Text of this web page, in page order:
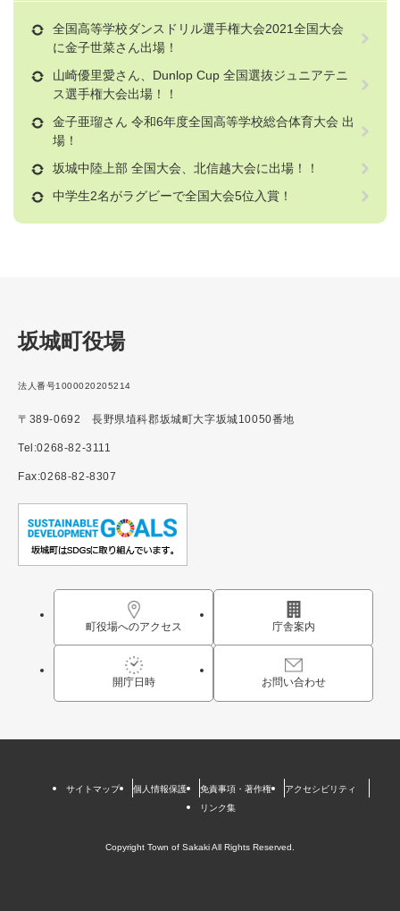
全国高等学校ダンスドリル選手権大会2021全国大会
に金子世菜さん出場！
山崎優里愛さん、Dunlop Cup 全国選抜ジュニアテニ
ス選手権大会出場！！
金子亜瑠さん 令和6年度全国高等学校総合体育大会 出
場！
坂城中陸上部 全国大会、北信越大会に出場！！
中学生2名がラグビーで全国大会5位入賞！
坂城町役場
法人番号1000020205214
〒389-0692 長野県埴科郡坂城町大字坂城10050番地
Tel:0268-82-3111
Fax:0268-82-8307
町役場へのアクセス 庁舎案内
開庁日時 お問い合わせ
サイトマップ 個人情報保護 免責事項・著作権
アクセシビリティ
リンク集
Copyright Town of Sakaki All Rights Reserved.